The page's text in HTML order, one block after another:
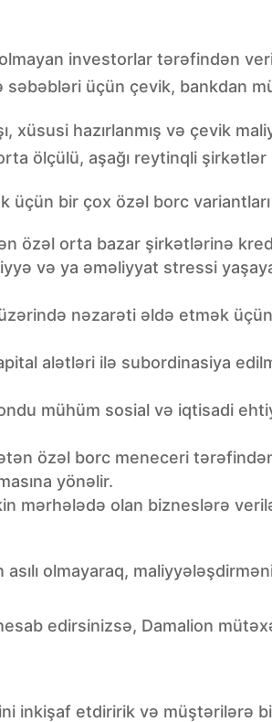
investorlar tərəfindən
üçün çevik, bankdan
xüsusi hazırlanmış və çevik
ölçülü, aşağı reytinqli
üçün bir çox özəl borc
özəl orta bazar şirkətlərinə
və ya əməliyyat stressi
nəzarəti əldə etmək
alətləri ilə subordinasiya
mühüm sosial və iqtisadi
özəl borc meneceri
yönəlir.
mərhələdə olan bizneslərə
olmayaraq,
edirsinizsə, Damalion
inkişaf etdiririk və müştərilərə